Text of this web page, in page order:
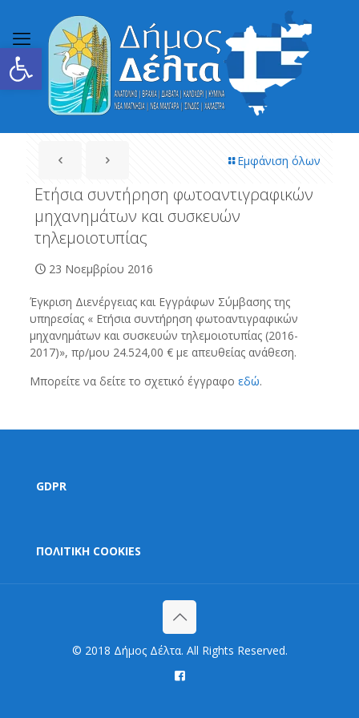
Ανοίξτε τη γραμμή εργαλείων
Εμφάνιση όλων
Ετήσια συντήρηση φωτοαντιγραφικών
μηχανημάτων και συσκευών
τηλεμοιοτυπίας
23 Νοεμβρίου 2016
Έγκριση Διενέργειας και Εγγράφων Σύμβασης της
υπηρεσίας « Ετήσια συντήρηση φωτοαντιγραφικών
μηχανημάτων και συσκευών τηλεμοιοτυπίας (2016-
2017)», πρ/μου 24.524,00 € με απευθείας ανάθεση.
Μπορείτε να δείτε το σχετικό έγγραφο εδώ.
GDPR
ΠΟΛΙΤΙΚΗ COOKIES
© 2018 Δήμος Δέλτα. All Rights Reserved.